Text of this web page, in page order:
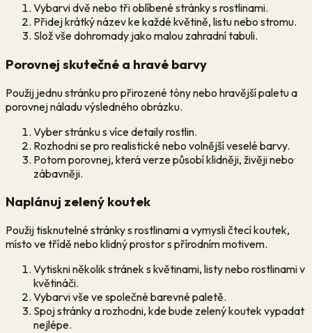
Vybarvi dvě nebo tři oblíbené stránky s rostlinami.
Přidej krátký název ke každé květině, listu nebo stromu.
Slož vše dohromady jako malou zahradní tabuli.
Porovnej skutečné a hravé barvy
Použij jednu stránku pro přirozené tóny nebo hravější paletu a
porovnej náladu výsledného obrázku.
Vyber stránku s více detaily rostlin.
Rozhodni se pro realistické nebo volnější veselé barvy.
Potom porovnej, která verze působí klidněji, živěji nebo
zábavněji.
Naplánuj zelený koutek
Použij tisknutelné stránky s rostlinami a vymysli čtecí koutek,
místo ve třídě nebo klidný prostor s přírodním motivem.
Vytiskni několik stránek s květinami, listy nebo rostlinami v
květináči.
Vybarvi vše ve společné barevné paletě.
Spoj stránky a rozhodni, kde bude zelený koutek vypadat
nejlépe.